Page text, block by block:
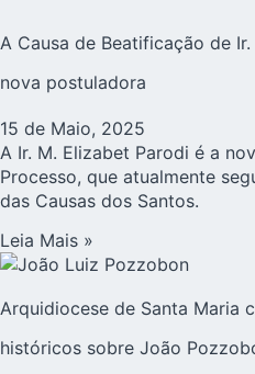
A Causa de Beatificação de
nova postuladora
15 de Maio, 2025
A Ir. M. Elizabet Parodi é a
Processo, que atualmente
das Causas dos Santos.
Leia Mais »
Arquidiocese de Santa Maria
históricos sobre João